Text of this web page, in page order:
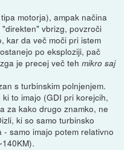
motorja), ampak načina
vbrizg, povzroči
kar da več moči pri istem
po eksploziji, pač
je precej več tehmikro saj
s turbinskim polnjenjem.
to imajo (GDI pri korejcih,
za kako drugo znamko, ne
ki so samo turbinsko
samo imajo potem relativno